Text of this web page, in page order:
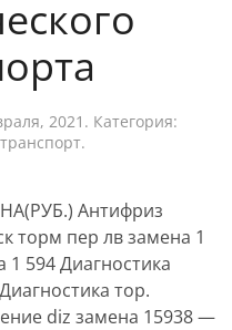
2021 . Категория:
.
Антифриз
торм пер лв замена 1
594 Диагностика
тор.
diz замена 15938 —